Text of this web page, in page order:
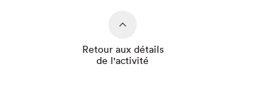
Retour aux détails
de l'activité